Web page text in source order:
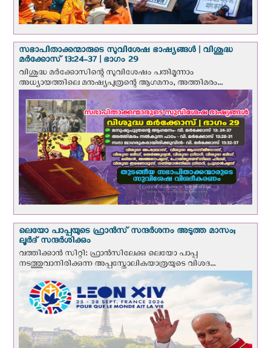
സഭാപിതാക്കന്മാരുടെ സുവിശേഷ ഭാഷ്യങ്ങള്‍ | വിശുദ്ധ
മര്‍ക്കോസ് 13:24-37 | ഭാഗം 29
വിശുദ്ധ മര്‍ക്കോസിന്റെ സുവിശേഷം പതിമൂന്നാം
അധ്യായത്തിലെ മനുഷ്യപുത്രന്റെ ആഗമനം, അത്തിമരം...
ലെയോ പാപ്പയുടെ ഫ്രാന്‍സ് സന്ദര്‍ശനം അടുത്ത മാസം;
ലൂര്‍ദ് സന്ദര്‍ശിക്കും
വത്തിക്കാന്‍ സിറ്റി: ഫ്രാൻസിലേക്കു ലെയോ പാപ്പ
നടത്തുവാനിരിക്കുന്ന അപ്പസ്തോലികയാത്രയുടെ വിശദ...